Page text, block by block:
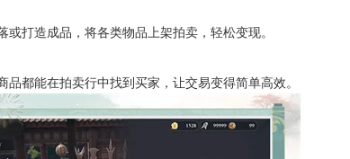
打造成品，将各类物品上架拍卖，轻松变现。
都能在拍卖行中找到买家，让交易变得简单高效。